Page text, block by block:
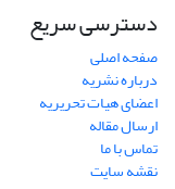
دسترسی سریع
صفحه اصلی
درباره نشریه
اعضای هیات تحریریه
ارسال مقاله
تماس با ما
نقشه سایت